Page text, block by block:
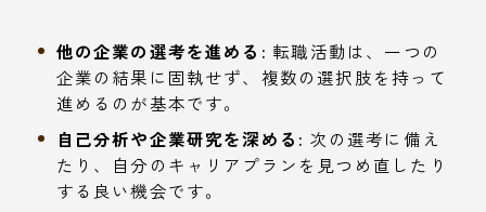
他の企業の選考を進める: 転職活動は、一つの
企業の結果に固執せず、複数の選択肢を持って
進めるのが基本です。
自己分析や企業研究を深める: 次の選考に備え
たり、自分のキャリアプランを見つめ直したり
する良い機会です。